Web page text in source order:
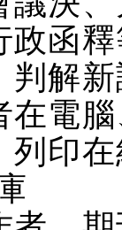
政函
判解
在電
列印